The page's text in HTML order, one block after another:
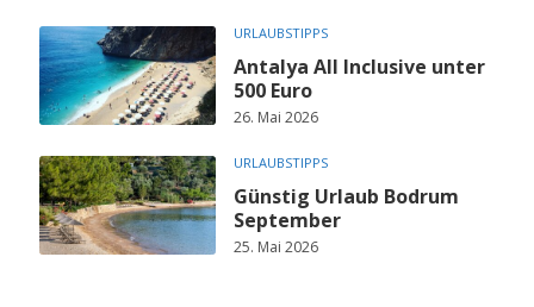
URLAUBSTIPPS
Antalya All Inclusive unter
500 Euro
26. Mai 2026
URLAUBSTIPPS
Günstig Urlaub Bodrum
September
25. Mai 2026